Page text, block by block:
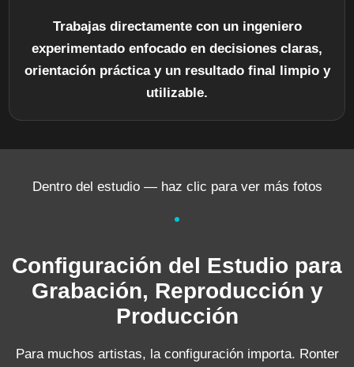
Trabajas directamente con un ingeniero
experimentado enfocado en decisiones claras,
orientación práctica y un resultado final limpio y
utilizable.
Dentro del estudio — haz clic para ver más fotos
Configuración del Estudio para
Grabación, Reproducción y
Producción
Para muchos artistas, la configuración importa. Ronter